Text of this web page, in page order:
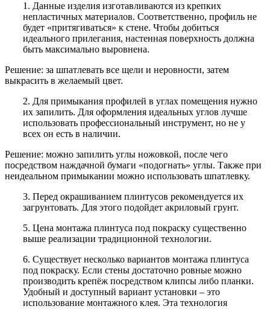
1. Данные изделия изготавливаются из крепких
непластичных материалов. Соответственно, профиль не
будет «притягиваться» к стене. Чтобы добиться
идеального прилегания, настенная поверхность должна
быть максимально выровнена.
Решение: за шпатлевать все щели и неровности, затем
выкрасить в желаемый цвет.
2. Для примыкания профилей в углах помещения нужно
их запилить. Для оформления идеальных углов лучше
использовать профессиональный инструмент, но не у
всех он есть в наличии.
Решение: можно запилить углы ножовкой, после чего
посредством наждачной бумаги «подогнать» углы. Также при
неидеальном примыкании можно использовать шпатлевку.
3. Перед окрашиванием плинтусов рекомендуется их
загрунтовать. Для этого подойдет акриловый грунт.
5. Цена монтажа плинтуса под покраску существенно
выше реализации традиционной технологии.
6. Существует несколько вариантов монтажа плинтуса
под покраску. Если стены достаточно ровные можно
производить крепёж посредством клипсы либо планки.
Удобный и доступный вариант установки – это
использование монтажного клея. Эта технология